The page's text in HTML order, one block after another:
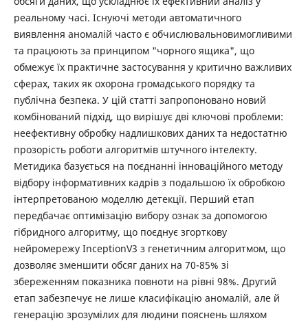
реальному часі. Існуючі методи автоматичного
виявлення аномалій часто є обчислювальновимогливими
та працюють за принципом "чорного ящика", що
обмежує їх практичне застосування у критично важливих
сферах, таких як охорона громадського порядку та
публічна безпека. У цій статті запропоновано новий
комбінований підхід, що вирішує дві ключові проблеми:
неефективну обробку надлишкових даних та недостатню
прозорість роботи алгоритмів штучного інтелекту.
Метидика базується на поєднанні інноваційного методу
відбору інформативних кадрів з подальшою їх обробкою
інтерпретованою моделлю детекції. Перший етап
передбачає оптимізацію вибору ознак за допомогою
гібридного алгоритму, що поєднує згорткову
нейромережу InceptionV3 з генетичним алгоритмом, що
дозволяє зменшити обсяг даних на 70-85% зі
збереженням показника повноти на рівні 98%. Другий
етап забезпечує не лише класифікацію аномалій, але й
генерацію зрозумілих для людини пояснень шляхом